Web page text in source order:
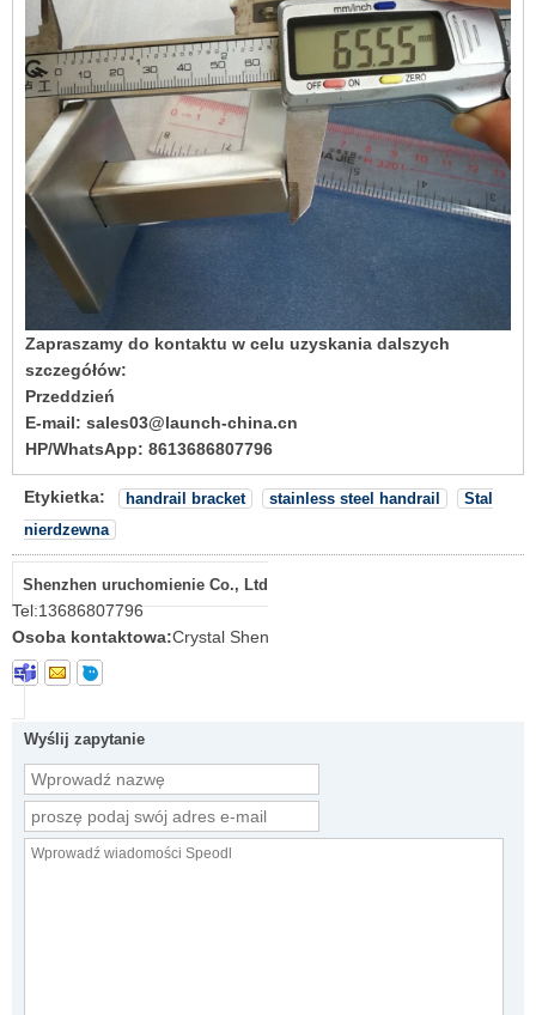
Zapraszamy do kontaktu w celu uzyskania dalszych
szczegółów:
Przeddzień
E-mail: sales03@launch-china.cn
HP/WhatsApp: 8613686807796
Etykietka: handrail bracket stainless steel handrail
Stal
nierdzewna
Shenzhen uruchomienie Co., Ltd
Tel:13686807796
Osoba kontaktowa:Crystal Shen
Wyślij zapytanie